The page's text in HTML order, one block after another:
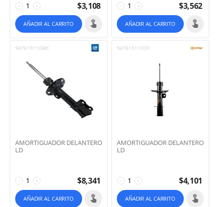
+
− $3,108
AÑADIR AL CARRITO
+
− $3,562
AÑADIR AL CARRITO
94761911GMC
AMORTIGUADOR DELANTERO
LD
+
− $8,341
AÑADIR AL CARRITO
94761911COF
AMORTIGUADOR DELANTERO
LD
+
− $4,101
AÑADIR AL CARRITO